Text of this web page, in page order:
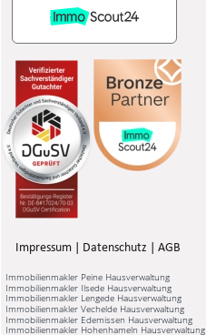
Impressum Datenschutz AGB
Immobilienmakler Peine Hausverwaltung
Immobilienmakler Ilsede Hausverwaltung
Immobilienmakler Lengede Hausverwaltung
Immobilienmakler Vechelde Hausverwaltung
Immobilienmakler Edemissen Hausverwaltung
Immobilienmakler Hohenhameln Hausverwaltung